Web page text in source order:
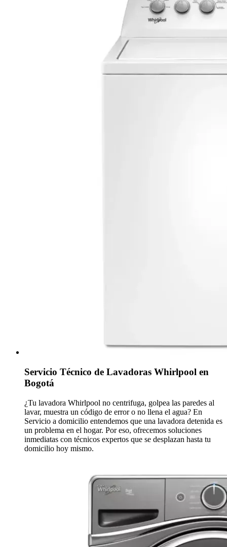
Servicio Técnico de Lavadoras Whirlpool en
Bogotá
¿Tu lavadora Whirlpool no centrifuga, golpea las paredes al
lavar, muestra un código de error o no llena el agua? En
Servicio a domicilio entendemos que una lavadora detenida es
un problema en el hogar. Por eso, ofrecemos soluciones
inmediatas con técnicos expertos que se desplazan hasta tu
domicilio hoy mismo.